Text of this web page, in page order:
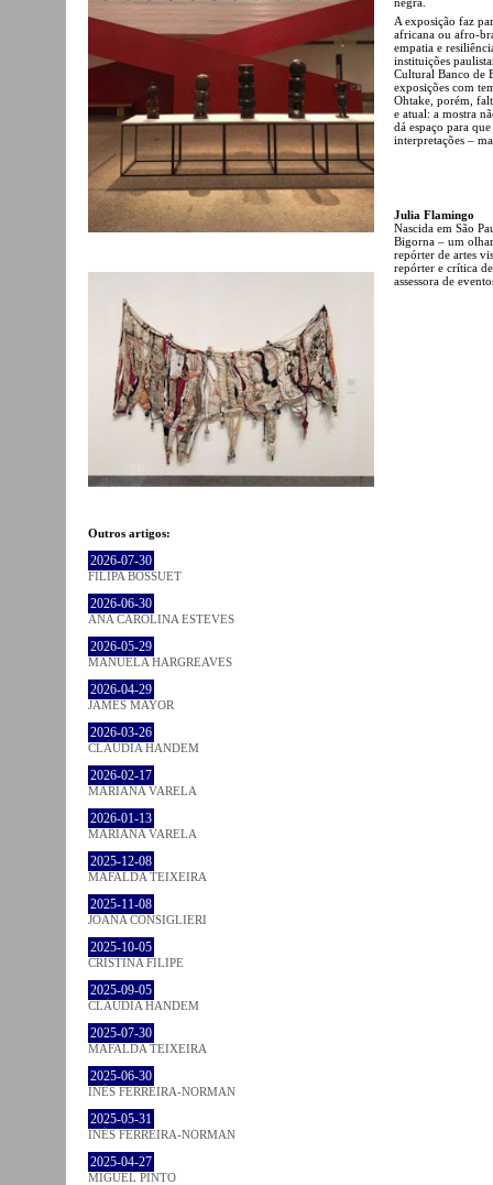
Outros artigos:
2026-07-30
FILIPA BOSSUET
2026-06-30
ANA CAROLINA ESTEVES
2026-05-29
MANUELA HARGREAVES
2026-04-29
JAMES MAYOR
2026-03-26
CLÁUDIA HANDEM
2026-02-17
MARIANA VARELA
2026-01-13
MARIANA VARELA
2025-12-08
MAFALDA TEIXEIRA
2025-11-08
JOANA CONSIGLIERI
2025-10-05
CRISTINA FILIPE
2025-09-05
CLÁUDIA HANDEM
2025-07-30
MAFALDA TEIXEIRA
2025-06-30
INÊS FERREIRA-NORMAN
2025-05-31
INÊS FERREIRA-NORMAN
2025-04-27
MIGUEL PINTO
A exposição faz
africana ou afro-
empatia e
instituições
Cultural Banco de
exposições com
Ohtake, porém,
e atual: a mostra
dá espaço para
interpretações –
Julia Flamingo
Nascida em São
Bigorna – um
repórter de artes
repórter e crítica
assessora de